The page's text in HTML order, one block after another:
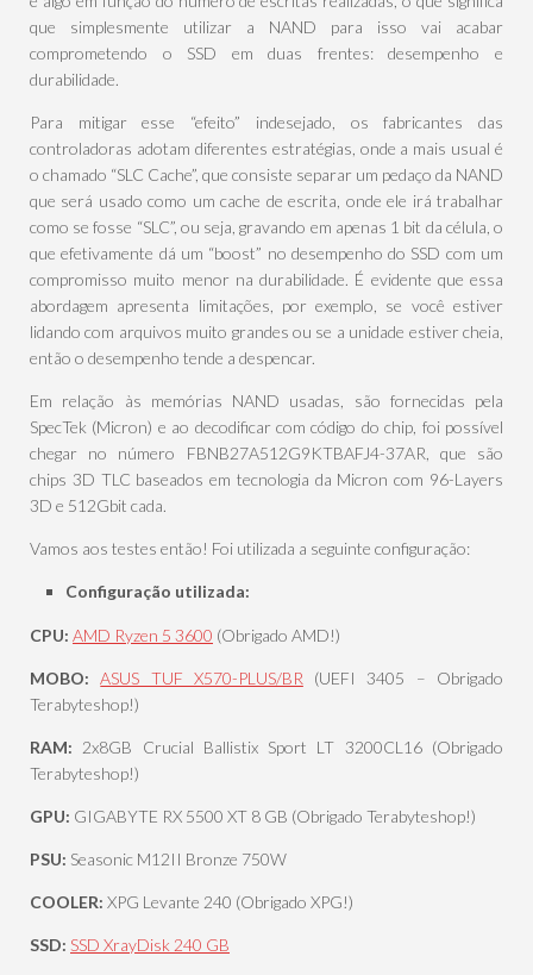
que simplesmente utilizar a NAND para isso vai acabar
comprometendo o SSD em duas frentes: desempenho e
durabilidade.
Para mitigar esse “efeito” indesejado, os fabricantes das
controladoras adotam diferentes estratégias, onde a mais usual é
o chamado “SLC Cache”, que consiste separar um pedaço da NAND
que será usado como um cache de escrita, onde ele irá trabalhar
como se fosse “SLC”, ou seja, gravando em apenas 1 bit da célula, o
que efetivamente dá um “boost” no desempenho do SSD com um
compromisso muito menor na durabilidade. É evidente que essa
abordagem apresenta limitações, por exemplo, se você estiver
lidando com arquivos muito grandes ou se a unidade estiver cheia,
então o desempenho tende a despencar.
Em relação às memórias NAND usadas, são fornecidas pela
SpecTek (Micron) e ao decodificar com código do chip, foi possível
chegar no número FBNB27A512G9KTBAFJ4-37AR, que são
chips 3D TLC baseados em tecnologia da Micron com 96-Layers
3D e 512Gbit cada.
Vamos aos testes então! Foi utilizada a seguinte configuração:
Configuração utilizada:
CPU: AMD Ryzen 5 3600 (Obrigado AMD!)
MOBO: ASUS TUF X570-PLUS/BR (UEFI 3405 – Obrigado
Terabyteshop!)
RAM: 2x8GB Crucial Ballistix Sport LT 3200CL16 (Obrigado
Terabyteshop!)
GPU: GIGABYTE RX 5500 XT 8 GB (Obrigado Terabyteshop!)
PSU: Seasonic M12II Bronze 750W
COOLER: XPG Levante 240 (Obrigado XPG!)
SSD: SSD XrayDisk 240 GB